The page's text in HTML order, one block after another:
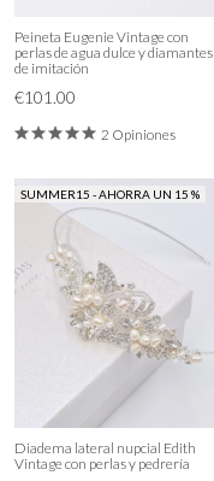
Peineta Eugenie Vintage con
perlas de agua dulce y diamantes
de imitación
€101.00
2 Opiniones
SUMMER15 - AHORRA UN 15 %
Diadema lateral nupcial Edith
Vintage con perlas y pedrería